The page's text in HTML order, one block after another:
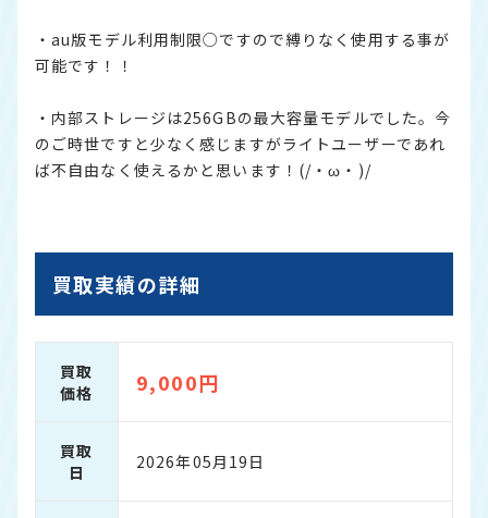
・au版モデル利用制限○ですので縛りなく使用する事が
可能です！！
・内部ストレージは256GBの最大容量モデルでした。今
のご時世ですと少なく感じますがライトユーザーであれ
ば不自由なく使えるかと思います！(/・ω・)/
買取実績の詳細
買取
価格
9,000円
買取
日
2026年05月19日